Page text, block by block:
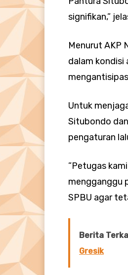
signifikan,”
Menurut AKP
dalam kondisi
Untuk
Situbondo
pengaturan
”Petugas
mengganggu
SPBU agar
Berita
Gresik